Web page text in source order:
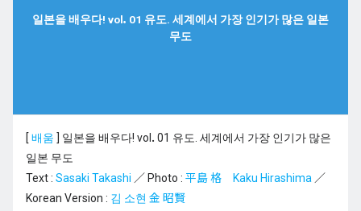
일본을 배우다! vol．01 유도. 세계에서 가장 인기가 많은 일본
무도
[ 배움 ] 일본을 배우다! vol．01 유도. 세계에서 가장 인기가 많은
일본 무도
Text : Sasaki Takashi ／ Photo : 平島 格 Kaku Hirashima ／
Korean Version : 김 소현 金 昭賢